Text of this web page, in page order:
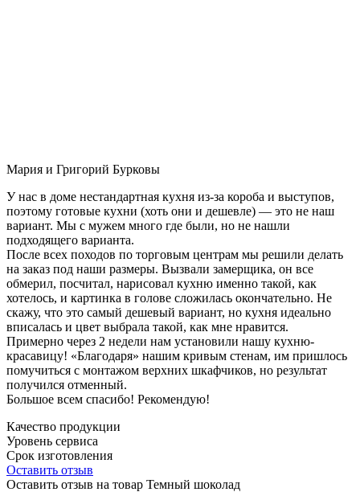
Мария и Григорий Бурковы
У нас в доме нестандартная кухня из-за короба и выступов,
поэтому готовые кухни (хоть они и дешевле) — это не наш
вариант. Мы с мужем много где были, но не нашли
подходящего варианта.
После всех походов по торговым центрам мы решили делать
на заказ под наши размеры. Вызвали замерщика, он все
обмерил, посчитал, нарисовал кухню именно такой, как
хотелось, и картинка в голове сложилась окончательно. Не
скажу, что это самый дешевый вариант, но кухня идеально
вписалась и цвет выбрала такой, как мне нравится.
Примерно через 2 недели нам установили нашу кухню-
красавицу! «Благодаря» нашим кривым стенам, им пришлось
помучиться с монтажом верхних шкафчиков, но результат
получился отменный.
Большое всем спасибо! Рекомендую!
Качество продукции
Уровень сервиса
Срок изготовления
Оставить отзыв
Оставить отзыв на товар Темный шоколад